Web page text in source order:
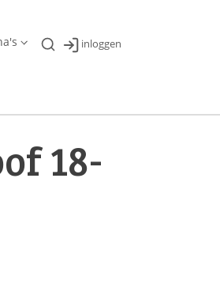
inloggen
18-